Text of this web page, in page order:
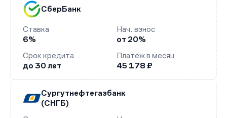
СберБанк
Ставка
6%
Нач. взнос
от 20%
Срок кредита
до 30 лет
Платёж в месяц
45 178 ₽
Сургутнефтегазбанк
(СНГБ)